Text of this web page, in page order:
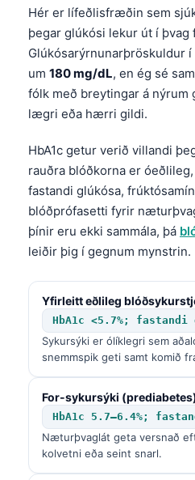
Hér er lífeðlisfræðin sem
þegar glúkósi lekur út í þvag
Glúkósarýrnunarþröskuldur
um 180 mg/dL, en ég sé
fólk með breytingar á nýrum
lægri eða hærri gildi.
HbA1c getur verið villandi
rauðra blóðkorna er
fastandi glúkósa,
blóðprófasetti fyrir
þínir eru ekki sammála, þá
leiðir þig í gegnum mynstrin.
Yfirleitt eðlileg
HbA1c <5.7%; fastandi
Sykursýki er ólíklegri sem
snemmspik geti samt komið
For-sykursýki
HbA1c 5.7–6.4%;
Næturþvaglát geta versnað
kolvetni eða seint snarl.